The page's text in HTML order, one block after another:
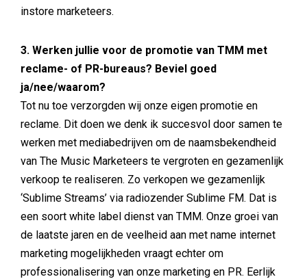
instore marketeers.
3. Werken jullie voor de promotie van TMM met
reclame- of PR-bureaus? Beviel goed
ja/nee/waarom?
Tot nu toe verzorgden wij onze eigen promotie en
reclame. Dit doen we denk ik succesvol door samen te
werken met mediabedrijven om de naamsbekendheid
van The Music Marketeers te vergroten en gezamenlijk
verkoop te realiseren. Zo verkopen we gezamenlijk
‘Sublime Streams’ via radiozender Sublime FM. Dat is
een soort white label dienst van TMM. Onze groei van
de laatste jaren en de veelheid aan met name internet
marketing mogelijkheden vraagt echter om
professionalisering van onze marketing en PR. Eerlijk